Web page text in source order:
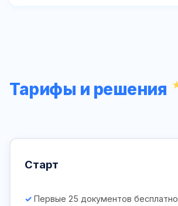
Тарифы и решения
Старт
Первые 25 документов бесплатно